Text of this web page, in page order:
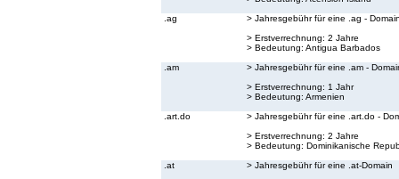
.ag
> Jahresgebühr für eine .ag -
> Erstverrechnung: 2 Jahre
> Bedeutung: Antigua Barbados
.am
> Jahresgebühr für eine .am -
> Erstverrechnung: 1 Jahr
> Bedeutung: Armenien
.art.do
> Jahresgebühr für eine .art.do -
> Erstverrechnung: 2 Jahre
> Bedeutung: Dominikanische
.at
> Jahresgebühr für eine .at-Domain